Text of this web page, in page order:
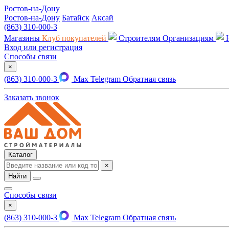
Ростов-на-Дону
Ростов-на-Дону Батайск Аксай
(863) 310-000-3
Магазины Клуб покупателей Строителям Организациям
Вход или регистрация
Способы связи
×
(863) 310-000-3 Max Telegram Обратная связь
Заказать звонок
Каталог
×
Найти
Способы связи
×
(863) 310-000-3 Max Telegram Обратная связь